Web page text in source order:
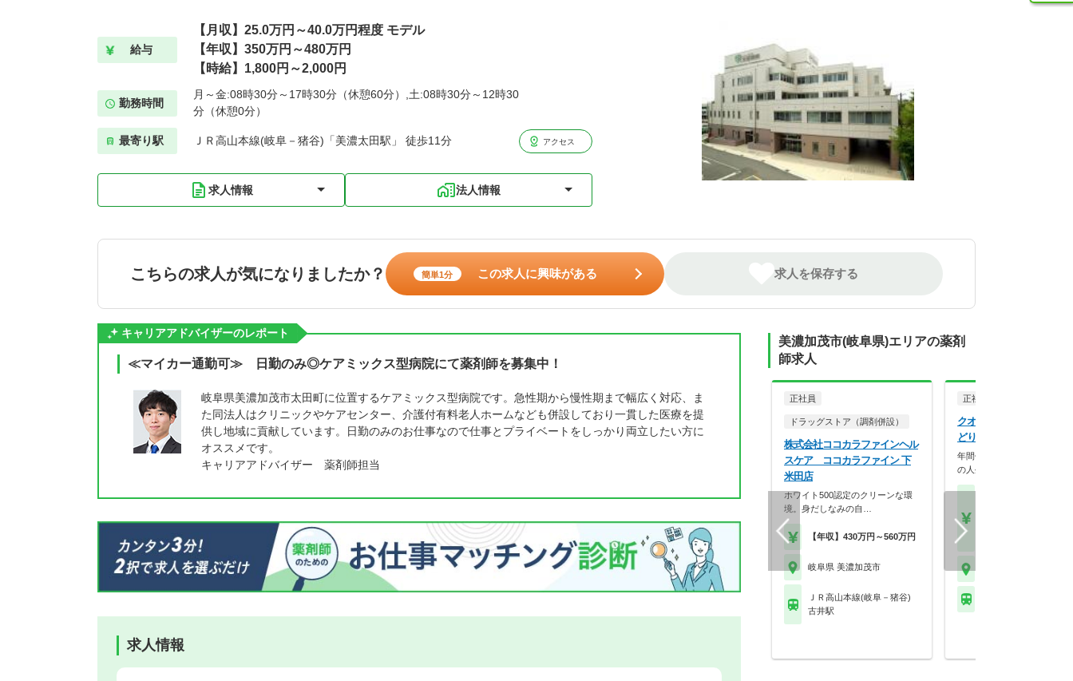
給与
【月収】25.0万円～40.0万円程度 モデル
【年収】350万円～480万円
【時給】1,800円～2,000円
勤務時間
月～金:08時30分～17時30分（休憩60分）,土:08時30分～12時30
分（休憩0分）
最寄り駅 ＪＲ高山本線(岐阜－猪谷)「美濃太田駅」 徒歩11分 アクセス
求人情報 法人情報
こちらの求人が気になりましたか？ 簡単1分 この求人に興味がある 求人を保存する
キャリアアドバイザーのレポート
≪マイカー通勤可≫ 日勤のみ◎ケアミックス型病院にて薬剤師を募集中！
岐阜県美濃加茂市太田町に位置するケアミックス型病院です。急性期から慢性期まで幅広く対応、ま
た同法人はクリニックやケアセンター、介護付有料老人ホームなども併設しており一貫した医療を提
供し地域に貢献しています。日勤のみのお仕事なので仕事とプライベートをしっかり両立したい方に
オススメです。
キャリアアドバイザー 薬剤師担当
求人情報
美濃加茂市(岐阜県)エリアの薬剤
師求人
正社員
ドラッグストア（調剤併設）
株式会社ココカラファインヘル
スケア ココカラファイン 下
米田店
ホワイト500認定のクリーンな環
境。身だしなみの自…
【年収】430万円～560万円
岐阜県 美濃加茂市
ＪＲ高山本線(岐阜－猪谷)
古井駅
正社員
クオール株式会社 クオ
どり薬局
年間休日125日、最大9連休
の人生を大切にで…